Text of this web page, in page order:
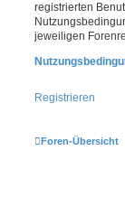
registrierten
jeweiligen
Registrieren
Foren-Übersicht